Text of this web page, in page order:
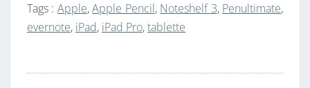
Tags : Apple,Apple Pencil, Noteshelf 3, Penultimate,
evernote, iPad, iPad Pro,tablette